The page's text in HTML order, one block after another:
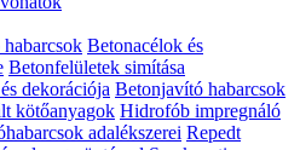
Betonacélok és
Betonfelületek simítása
dekorációja Betonjavító habarcsok
kötőanyagok Hidrofób impregnáló
adalékszerei Repedt